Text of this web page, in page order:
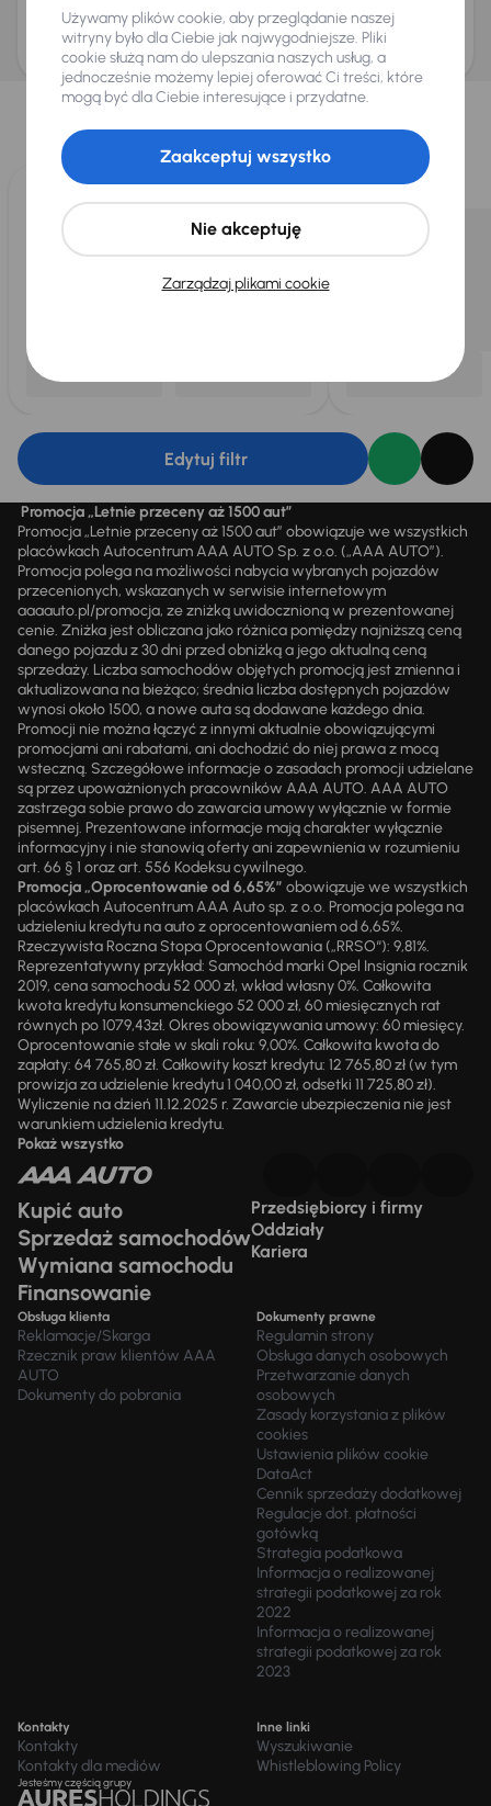
ani zagwarantowaną dostępnością pojazdu. AURES Holdings a.s., z siedzibą
Dopraváků 874/15, Čimice, 184 00 Praga 8, będzie przechowywać i przetwarzać
Twoje dane osobowe zgodnie z zasadami ochrony i przetwarzaniadanych
osobowych
Wybraliśmy dla Ciebie
Wybieramy dla Ciebienajlepsze pojazdyz naszej oferty. Kupimy
dla Ciebiedo 400 pojazdówkażdego dnia.
Edytuj filtr
Promocja „Letnie przeceny aż 1500 aut”
Promocja „Letnie przeceny aż 1500 aut” obowiązuje we wszystkich
placówkach Autocentrum AAA AUTO Sp. z o.o. („AAA AUTO”).
Promocja polega na możliwości nabycia wybranych pojazdów
przecenionych, wskazanych w serwisie internetowym
aaaauto.pl/promocja, ze zniżką uwidocznioną w prezentowanej
cenie. Zniżka jest obliczana jako różnica pomiędzy najniższą ceną
danego pojazdu z 30 dni przed obniżką a jego aktualną ceną
sprzedaży. Liczba samochodów objętych promocją jest zmienna i
aktualizowana na bieżąco; średnia liczba dostępnych pojazdów
wynosi około 1500, a nowe auta są dodawane każdego dnia.
Promocji nie można łączyć z innymi aktualnie obowiązującymi
promocjami ani rabatami, ani dochodzić do niej prawa z mocą
wsteczną. Szczegółowe informacje o zasadach promocji udzielane
są przez upoważnionych pracowników AAA AUTO. AAA AUTO
zastrzega sobie prawo do zawarcia umowy wyłącznie w formie
pisemnej. Prezentowane informacje mają charakter wyłącznie
informacyjny i nie stanowią oferty ani zapewnienia w rozumieniu
art. 66 § 1 oraz art. 556 Kodeksu cywilnego.
Promocja „Oprocentowanie od 6,65%” obowiązuje we wszystkich
placówkach Autocentrum AAA Auto sp. z o.o. Promocja polega na
udzieleniu kredytu na auto z oprocentowaniem od 6,65%.
Rzeczywista Roczna Stopa Oprocentowania („RRSO“): 9,81%.
Reprezentatywny przykład: Samochód marki Opel Insignia rocznik
2019, cena samochodu 52 000 zł, wkład własny 0%. Całkowita
kwota kredytu konsumenckiego 52 000 zł, 60 miesięcznych rat
równych po 1079,43zł. Okres obowiązywania umowy: 60 miesięcy.
Oprocentowanie stałe w skali roku: 9,00%. Całkowita kwota do
zapłaty: 64 765,80 zł. Całkowity koszt kredytu: 12 765,80 zł (w tym
prowizja za udzielenie kredytu 1 040,00 zł, odsetki 11 725,80 zł).
Wyliczenie na dzień 11.12.2025 r. Zawarcie ubezpieczenia nie jest
warunkiem udzielenia kredytu.
Pokaż wszystko
Kupić auto
Sprzedaż samochodów
Wymiana samochodu
Finansowanie
Przedsiębiorcy i firmy
Oddziały
Kariera
Obsługa klienta
Reklamacje/Skarga
Rzecznik praw klientów AAA
AUTO
Dokumenty do pobrania
Dokumenty prawne
Regulamin strony
Obsługa danych osobowych
Przetwarzanie danych
osobowych
Zasady korzystania z plików
cookies
Ustawienia plików cookie
DataAct
Cennik sprzedaży dodatkowej
Regulacje dot. płatności
gotówką
Strategia podatkowa
Informacja o realizowanej
strategii podatkowej za rok
2022
Informacja o realizowanej
strategii podatkowej za rok
2023
Kontakty
Kontakty
Kontakty dla mediów
Inne linki
Wyszukiwanie
Whistleblowing Policy
Jesteśmy częścią grupy
Używamy plików cookie, aby przeglądanie naszej
witryny było dla Ciebie jak najwygodniejsze. Pliki
cookie służą nam do ulepszania naszych usług, a
jednocześnie możemy lepiej oferować Ci treści, które
mogą być dla Ciebie interesujące i przydatne.
Zarządzaj plikami cookie
Nie akceptuję
Zaakceptuj wszystko